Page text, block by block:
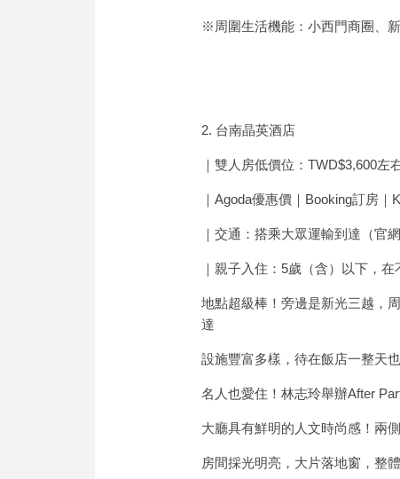
※周圍生活機能：小西門商圈、
2. 台南晶英酒店
｜雙人房低價位：TWD$3,600左
｜Agoda優惠價｜Booking訂房｜
｜交通：搭乘大眾運輸到達（官
｜親子入住：5歲（含）以下，
地點超級棒！旁邊是新光三越，
達
設施豐富多樣，待在飯店一整天
名人也愛住！林志玲舉辦After
大廳具有鮮明的人文時尚感！兩
房間採光明亮，大片落地窗，整